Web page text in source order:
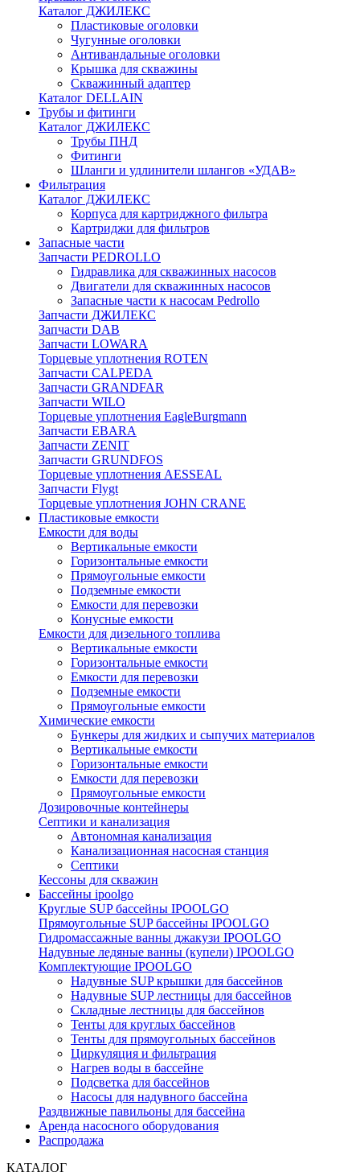
Каталог ДЖИЛЕКС
Пластиковые оголовки
Чугунные оголовки
Антивандальные оголовки
Крышка для скважины
Скважинный адаптер
Каталог DELLAIN
Трубы и фитинги
Каталог ДЖИЛЕКС
Трубы ПНД
Фитинги
Шланги и удлинители шлангов «УДАВ»
Фильтрация
Каталог ДЖИЛЕКС
Корпуса для картриджного фильтра
Картриджи для фильтров
Запасные части
Запчасти PEDROLLO
Гидравлика для скважинных насосов
Двигатели для скважинных насосов
Запасные части к насосам Pedrollo
Запчасти ДЖИЛЕКС
Запчасти DAB
Запчасти LOWARA
Торцевые уплотнения ROTEN
Запчасти CALPEDA
Запчасти GRANDFAR
Запчасти WILO
Торцевые уплотнения EagleBurgmann
Запчасти EBARA
Запчасти ZENIT
Запчасти GRUNDFOS
Торцевые уплотнения AESSEAL
Запчасти Flygt
Торцевые уплотнения JOHN CRANE
Пластиковые емкости
Емкости для воды
Вертикальные емкости
Горизонтальные емкости
Прямоугольные емкости
Подземные емкости
Емкости для перевозки
Конусные емкости
Емкости для дизельного топлива
Вертикальные емкости
Горизонтальные емкости
Емкости для перевозки
Подземные емкости
Прямоугольные емкости
Химические емкости
Бункеры для жидких и сыпучих материалов
Вертикальные емкости
Горизонтальные емкости
Емкости для перевозки
Прямоугольные емкости
Дозировочные контейнеры
Септики и канализация
Автономная канализация
Канализационная насосная станция
Септики
Кессоны для скважин
Бассейны ipoolgo
Круглые SUP бассейны IPOOLGO
Прямоугольные SUP бассейны IPOOLGO
Гидромассажные ванны джакузи IPOOLGO
Надувные ледяные ванны (купели) IPOOLGO
Комплектующие IPOOLGO
Надувные SUP крышки для бассейнов
Надувные SUP лестницы для бассейнов
Складные лестницы для бассейнов
Тенты для круглых бассейнов
Тенты для прямоугольных бассейнов
Циркуляция и фильтрация
Нагрев воды в бассейне
Подсветка для бассейнов
Насосы для надувного бассейна
Раздвижные павильоны для бассейна
Аренда насосного оборудования
Распродажа
КАТАЛОГ